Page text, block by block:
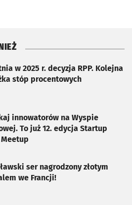
w 2025 r. decyzja RPP. Kolejna
stóp procentowych
innowatorów na Wyspie
To już 12. edycja Startup
Meetup
ser nagrodzony złotym
we Francji!